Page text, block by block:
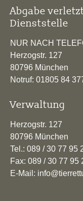
Abgabe
Dienststelle
NUR NACH
Herzogstr. 127
80796 München
Notruf: 01805 84
Verwaltung
Herzogstr. 127
80796 München
Tel.: 089 / 30 77 95
Fax: 089 / 30 77 95
E-Mail: